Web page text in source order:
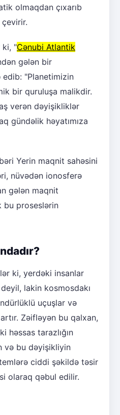
olmaqdan çıxarıb
ki, "Cənubi Atlantik
gələn bir
edib: "Planetimizin
bir quruluşa malikdir.
verən dəyişikliklər
gündəlik həyatımıza
Yerin maqnit sahəsini
nüvədən ionosferə
gələn maqnit
bu proseslərin
ki, yerdəki insanlar
lakin kosmosdakı
uçuşlar və
Zəifləyən bu qalxan,
həssas tarazlığın
və bu dəyişikliyin
ciddi şəkildə təsir
olaraq qəbul edilir.